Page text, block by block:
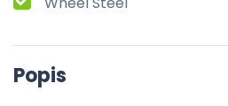
Popis